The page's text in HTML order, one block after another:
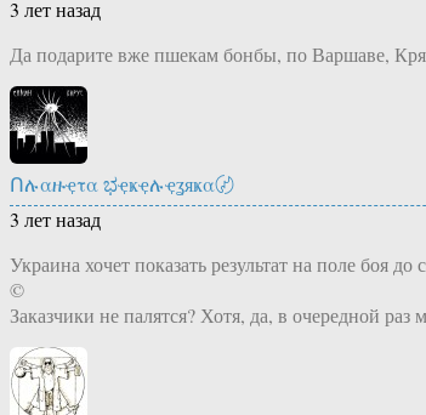
3 лет назад
Да подарите вже пшекам бонбы, по Варшаве,
Ոሉαዙҿτα ಭҿҝҿሉҿʓяҝα〄
3 лет назад
Украина хочет показать результат на поле боя
©
Заказчики не палятся? Хотя, да, в очередной